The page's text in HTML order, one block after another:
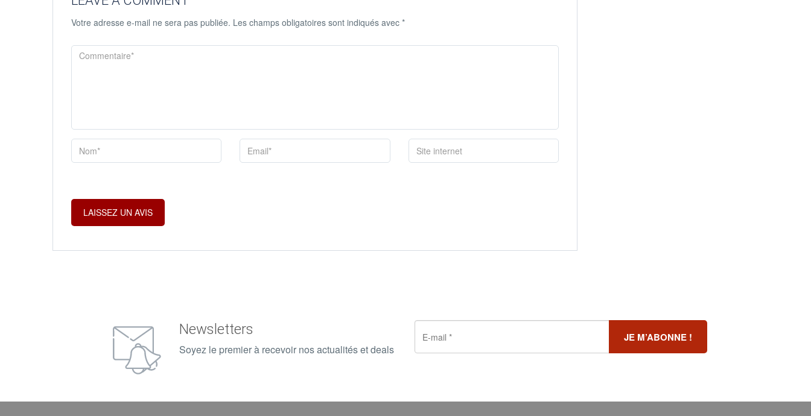
Votre adresse e-mail ne sera pas publiée. Les champs obligatoires sont indiqués avec *
Newsletters
Soyez le premier à recevoir nos actualités et deals